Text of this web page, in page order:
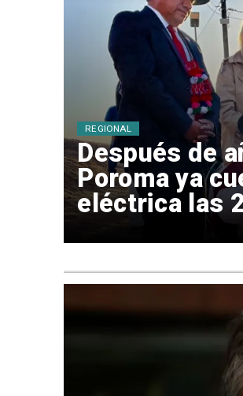
Después de
Poroma ya
eléctrica las
REGIONAL